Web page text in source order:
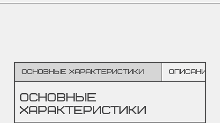
Основные характеристики Описание
ОСНОВНЫЕ
ХАРАКТЕРИСТИКИ